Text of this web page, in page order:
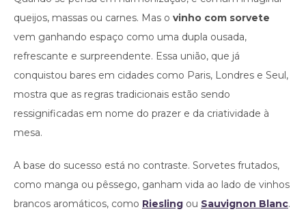
queijos, massas ou carnes. Mas o vinho com sorvete
vem ganhando espaço como uma dupla ousada,
refrescante e surpreendente. Essa união, que já
conquistou bares em cidades como Paris, Londres e Seul,
mostra que as regras tradicionais estão sendo
ressignificadas em nome do prazer e da criatividade à
mesa.
A base do sucesso está no contraste. Sorvetes frutados,
como manga ou pêssego, ganham vida ao lado de vinhos
brancos aromáticos, como Riesling ou Sauvignon Blanc.